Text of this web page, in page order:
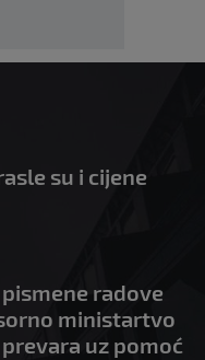
su i cijene
radove
ministartvo
uz pomoć